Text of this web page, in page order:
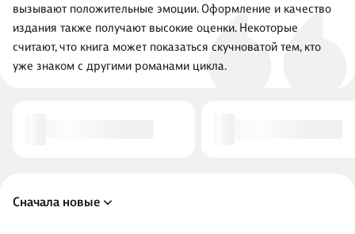
вызывают положительные эмоции. Оформление и качество
издания также получают высокие оценки. Некоторые
считают, что книга может показаться скучноватой тем, кто
уже знаком с другими романами цикла.
Сначала новые